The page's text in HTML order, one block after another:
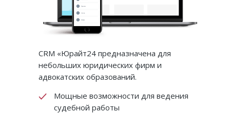
Мощные возможности для ведения
судебной работы
CRM «Юрайт24 предназначена для
небольших юридических фирм и
адвокатских образований.